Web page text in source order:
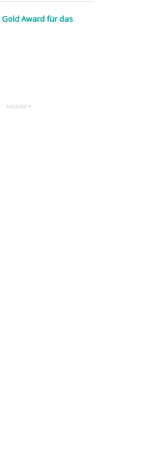
Award für das